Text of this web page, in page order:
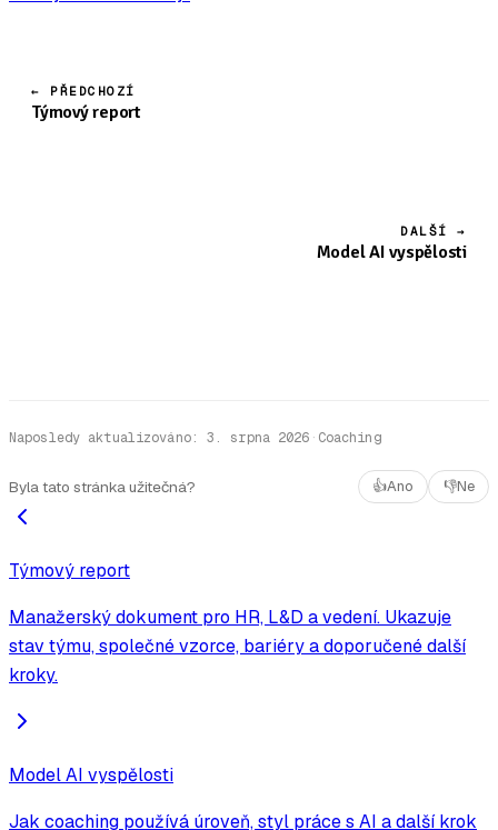
← PŘEDCHOZÍ
Týmový report
DALŠÍ →
Model AI vyspělosti
Naposledy aktualizováno:3. srpna 2026 · Coaching
Byla tato stránka užitečná? 👍Ano 👎Ne
Týmový report
Manažerský dokument pro HR, L&D a vedení. Ukazuje
stav týmu, společné vzorce, bariéry a doporučené další
kroky.
Model AI vyspělosti
Jak coaching používá úroveň, styl práce s AI a další krok